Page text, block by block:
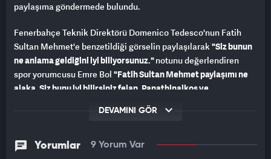
paylaşıma göndermede bulundu.
Fenerbahçe Teknik Direktörü Domenico Tedesco'nun Fatih
Sultan Mehmet'e benzetildiği görselin paylaşılarak"Siz bunun
ne anlama geldiğini iyi biliyorsunuz."notunu değerlendiren
spor yorumcusu Emre Bol "Fatih Sultan Mehmet paylaşımı ne
alaka. Siz bunu iyi bilirsiniz felan. Panathinaikos ve
paylaşıma yönelik eleştiride bulundu.
DEVAMINI GÖR
Yorumlar 9 Yorum Var